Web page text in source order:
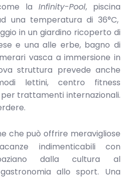
la Infinity-Pool, piscina
una temperatura di 36°C,
in un giardino ricoperto di
e una alle erbe, bagno di
vasca a immersione in
struttura prevede anche
lettini, centro fitness
trattamenti internazionali.
che può offrire meravigliose
indimenticabili con
dalla cultura al
allo sport. Una